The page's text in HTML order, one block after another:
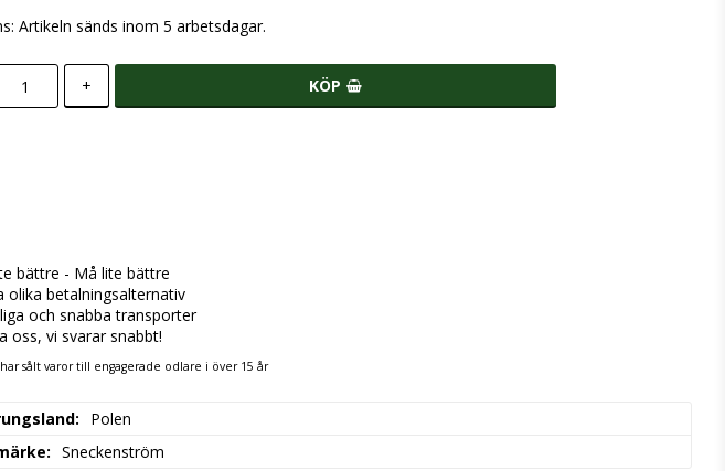
Artikeln sänds inom 5 arbetsdagar.
+ KÖP
bättre - Må lite bättre
olika betalningsalternativ
och snabba transporter
oss, vi svarar snabbt!
sålt varor till engagerade odlare i över 15 år
Polen
Sneckenström